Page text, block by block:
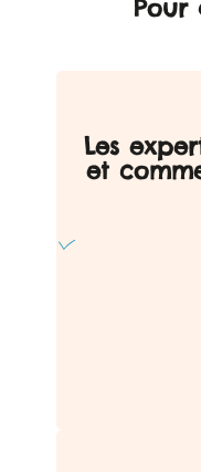
Les experts du CSE : quand
et